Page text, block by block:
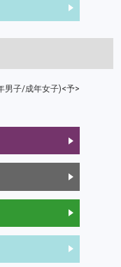
男子/成年女子)<予>